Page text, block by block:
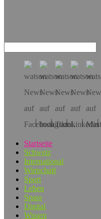
Startseite
Schweiz
International
Wirtschaft
Sport
Leben
Spass
Digital
Wissen